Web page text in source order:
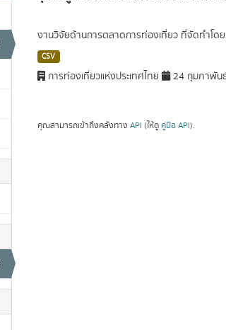
งานวิจัยด้านการตลาดการท่องเที่ยว ที่จัดทำโดย
CSV
การท่องเที่ยวแห่งประเทศไทย 24 กุมภาพัน
คุณสามารถเข้าถึงคลังทาง API (ให้ดู คู่มือ API).